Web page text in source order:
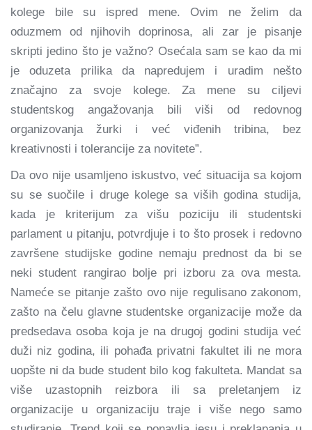
kolege bile su ispred mene. Ovim ne želim da
oduzmem od njihovih doprinosa, ali zar je pisanje
skripti jedino što je važno? Osećala sam se kao da mi
je oduzeta prilika da napredujem i uradim nešto
značajno za svoje kolege. Za mene su ciljevi
studentskog angažovanja bili viši od redovnog
organizovanja žurki i već viđenih tribina, bez
kreativnosti i tolerancije za novitete”.
Da ovo nije usamljeno iskustvo, već situacija sa kojom
su se suočile i druge kolege sa viših godina studija,
kada je kriterijum za višu poziciju ili studentski
parlament u pitanju, potvrdjuje i to što prosek i redovno
završene studijske godine nemaju prednost da bi se
neki student rangirao bolje pri izboru za ova mesta.
Nameće se pitanje zašto ovo nije regulisano zakonom,
zašto na čelu glavne studentske organizacije može da
predsedava osoba koja je na drugoj godini studija već
duži niz godina, ili pohađa privatni fakultet ili ne mora
uopšte ni da bude student bilo kog fakulteta. Mandat sa
više uzastopnih reizbora ili sa preletanjem iz
organizacije u organizaciju traje i više nego samo